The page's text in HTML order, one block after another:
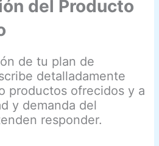
del Producto
de tu plan de
detalladamente
productos ofrecidos y a
y demanda del
responder.